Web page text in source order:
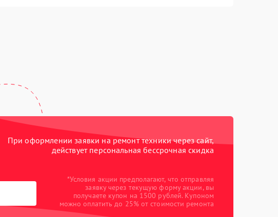
При оформлении заявки на ремонт техники через сайт,
действует персональная бессрочная скидка
*Условия акции предполагают, что отправляя
заявку через текущую форму акции, вы
получаете купон на 1500 рублей. Купоном
можно оплатить до 25% от стоимости ремонта